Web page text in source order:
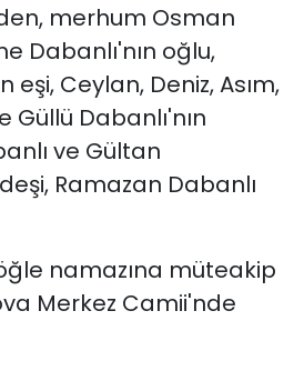
merhum Osman
Dabanlı'nın oğlu,
eşi, Ceylan, Deniz, Asım,
Güllü Dabanlı'nın
ve Gültan
Ramazan Dabanlı
namazına müteakip
Merkez Camii'nde